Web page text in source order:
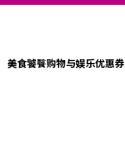
美食饕餮购物与娱乐优惠券